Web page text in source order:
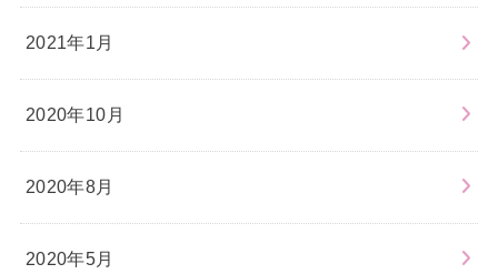
2021年1月
2020年10月
2020年8月
2020年5月